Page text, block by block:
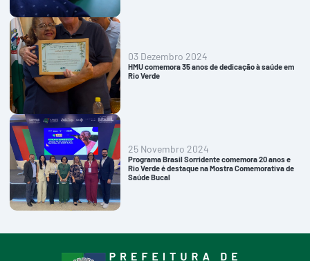
03 Dezembro 2024
HMU comemora 35 anos de dedicação à saúde em
Rio Verde
25 Novembro 2024
Programa Brasil Sorridente comemora 20 anos e
Rio Verde é destaque na Mostra Comemorativa de
Saúde Bucal